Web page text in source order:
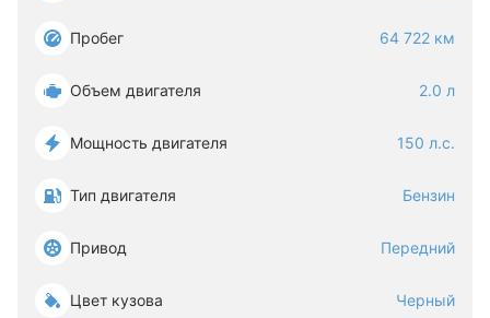
Пробег 64 722 км
Объем двигателя 2.0 л
Мощность двигателя 150 л.с.
Тип двигателя Бензин
Привод Передний
Цвет кузова Черный